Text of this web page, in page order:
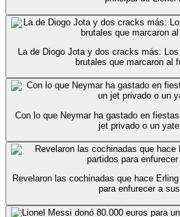
La de Diogo Jota y dos cracks más:
brutales que marcaron al
Con lo que Neymar ha gastado en
jet privado o un
Revelaron las cochinadas que hace
para enfurecer a